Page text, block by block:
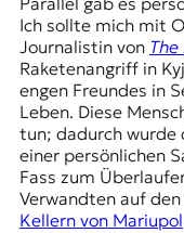
Ich sollte mich mit
Journalistin von
Raketenangriff in
engen Freundes in
Leben. Diese
tun; dadurch wurde
einer persönlichen
Fass zum
Verwandten auf
Kellern von Mariupol